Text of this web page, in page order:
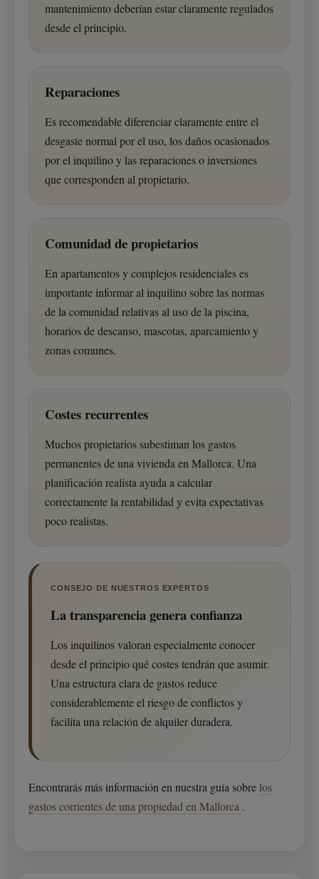
mantenimiento deberían estar claramente regulados
desde el principio.
Reparaciones
Es recomendable diferenciar claramente entre el
desgaste normal por el uso, los daños ocasionados
por el inquilino y las reparaciones o inversiones
que corresponden al propietario.
Comunidad de propietarios
En apartamentos y complejos residenciales es
importante informar al inquilino sobre las normas
de la comunidad relativas al uso de la piscina,
horarios de descanso, mascotas, aparcamiento y
zonas comunes.
Costes recurrentes
Muchos propietarios subestiman los gastos
permanentes de una vivienda en Mallorca. Una
planificación realista ayuda a calcular
correctamente la rentabilidad y evita expectativas
poco realistas.
CONSEJO DE NUESTROS EXPERTOS
La transparencia genera confianza
Los inquilinos valoran especialmente conocer
desde el principio qué costes tendrán que asumir.
Una estructura clara de gastos reduce
considerablemente el riesgo de conflictos y
facilita una relación de alquiler duradera.
Encontrarás más información en nuestra guía sobre los
gastos corrientes de una propiedad en Mallorca .